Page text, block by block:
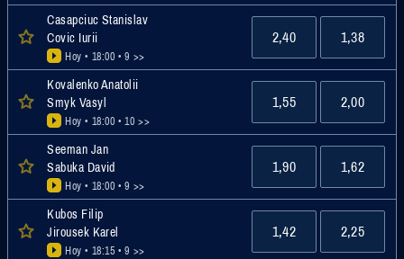
Casapciuc Stanislav
Covic Iurii
Hoy • 18:00 • 9 >>
2,40 1,38
Kovalenko Anatolii
Smyk Vasyl
Hoy • 18:00 • 10 >>
1,55 2,00
Seeman Jan
Sabuka David
Hoy • 18:00 • 9 >>
1,90 1,62
Kubos Filip
Jirousek Karel
Hoy • 18:15 • 9 >>
1,42 2,25